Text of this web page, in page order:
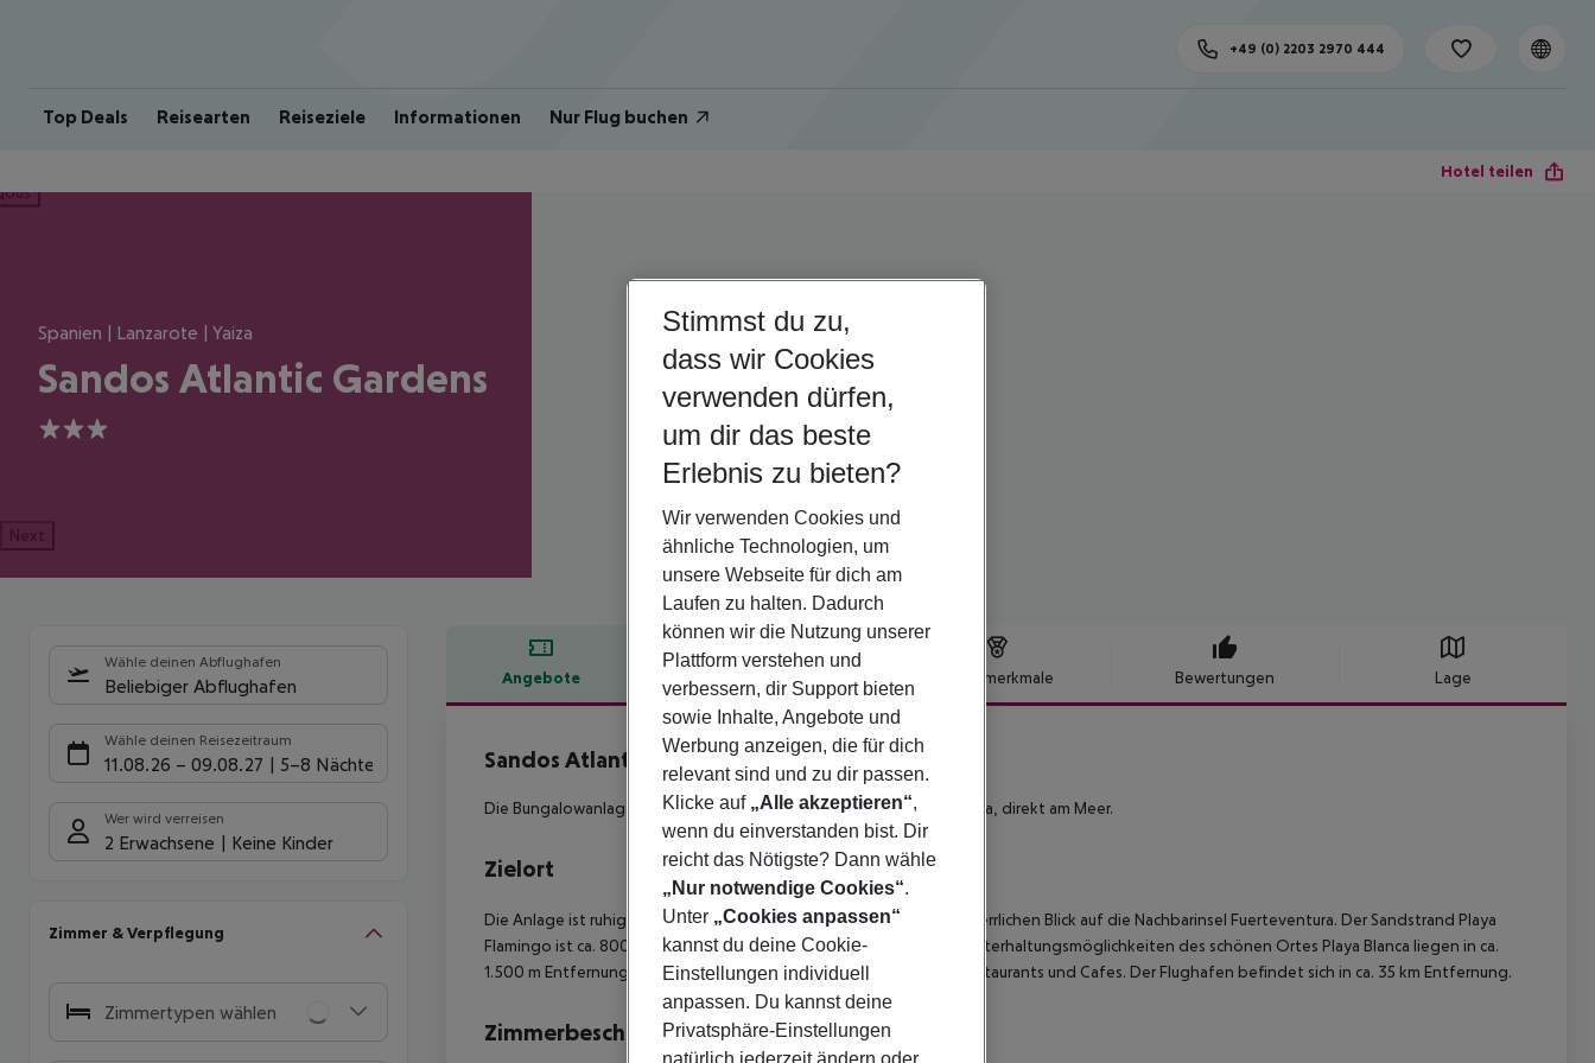
Top Deals Reisearten Reiseziele Informationen Nur Flug buchen
+49 (0) 2203 2970 444
Hotel teilen
Spanien | Lanzarote | Yaiza
Sandos Atlantic Gardens
3
Next
Wähle deinen Abflughafen
Beliebiger Abflughafen
Wähle deinen Reisezeitraum
11.08.26 – 09.08.27 5-8 Nächte
Wer wird verreisen
2 Erwachsene Keine Kinder
Zimmer & Verpflegung
Zimmertypen wählen
Angebote Hotelbeschreibung Hotelmerkmale Bewertungen Lage
Hotelbeschreibung
Sandos Atlantic Gardens
3
Die Bungalowanlage liegt im Zentrum des Touristenortes Playa Blanca, direkt am Meer.
Zielort
Die Anlage ist ruhig und direkt am Meer gelegen und bietet einen herrlichen Blick auf die Nachbarinsel Fuerteventura. Der Sandstrand Playa
Flamingo ist ca. 800 m entfernt, der Hafen und die Einkaufs- und Unterhaltungsmöglichkeiten des schönen Ortes Playa Blanca liegen in ca.
1.500 m Entfernung.
An der Promenade befinden sich zahlreiche Restaurants und Cafes. Der Flughafen befindet sich in ca. 35 km Entfernung.
Zimmerbeschreibung
Stimmst du zu,
dass wir Cookies
verwenden dürfen,
um dir das beste
Erlebnis zu bieten?
Wir verwenden Cookies und
ähnliche Technologien, um
unsere Webseite für dich am
Laufen zu halten. Dadurch
können wir die Nutzung unserer
Plattform verstehen und
verbessern, dir Support bieten
sowie Inhalte, Angebote und
Werbung anzeigen, die für dich
relevant sind und zu dir passen.
Klicke auf „Alle akzeptieren“,
wenn du einverstanden bist. Dir
reicht das Nötigste? Dann wähle
„Nur notwendige Cookies“.
Unter „Cookies anpassen“
kannst du deine Cookie-
Einstellungen individuell
anpassen. Du kannst deine
Privatsphäre-Einstellungen
natürlich jederzeit ändern oder